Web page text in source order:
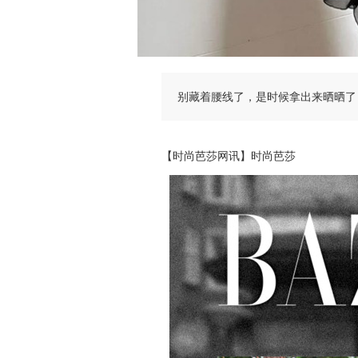
别藏着腰线了，是时候拿出来晒晒了
【时尚芭莎网讯】时尚芭莎